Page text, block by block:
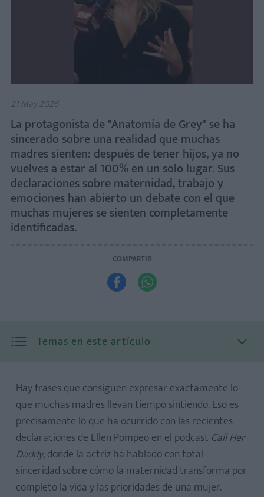
21 May 2026
La protagonista de "Anatomía de Grey" se ha
sincerado sobre una realidad que muchas
madres sienten: después de tener hijos, ya no
vuelves a estar al 100% en un solo lugar. Sus
declaraciones sobre maternidad, trabajo y
emociones han abierto un debate con el que
muchas mujeres se sienten completamente
identificadas.
COMPARTIR
 
Temas en este artículo
Hay frases que consiguen expresar exactamente lo
que muchas madres llevan tiempo sintiendo. Eso es
precisamente lo que ha ocurrido con las recientes
declaraciones de Ellen Pompeo en el podcast Call Her
Daddy, donde la actriz ha hablado con total
sinceridad sobre cómo la maternidad transforma por
completo la vida y las prioridades de una mujer.